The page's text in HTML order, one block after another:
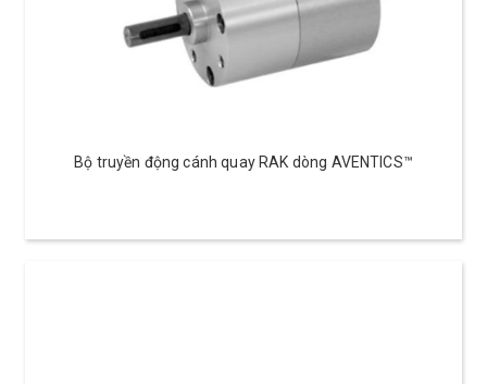
Bộ truyền động cánh quay RAK dòng AVENTICS™